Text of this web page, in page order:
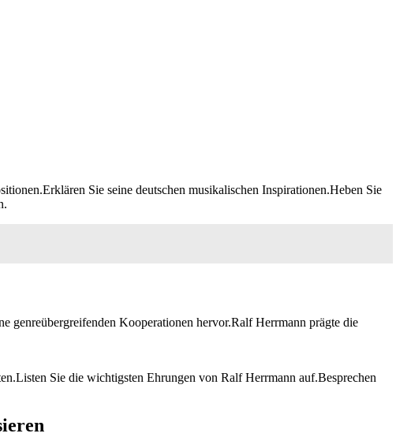
Sie seine deutschen musikalischen Inspirationen.Heben Sie
genreübergreifenden Kooperationen hervor.Ralf Herrmann prägte die
Sie die wichtigsten Ehrungen von Ralf Herrmann auf.Besprechen